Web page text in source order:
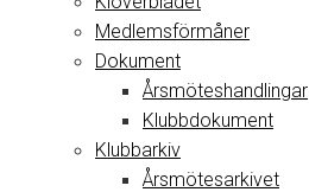
Medlemsförmåner
Dokument
Årsmöteshandlingar
Klubbdokument
Klubbarkiv
Årsmötesarkivet